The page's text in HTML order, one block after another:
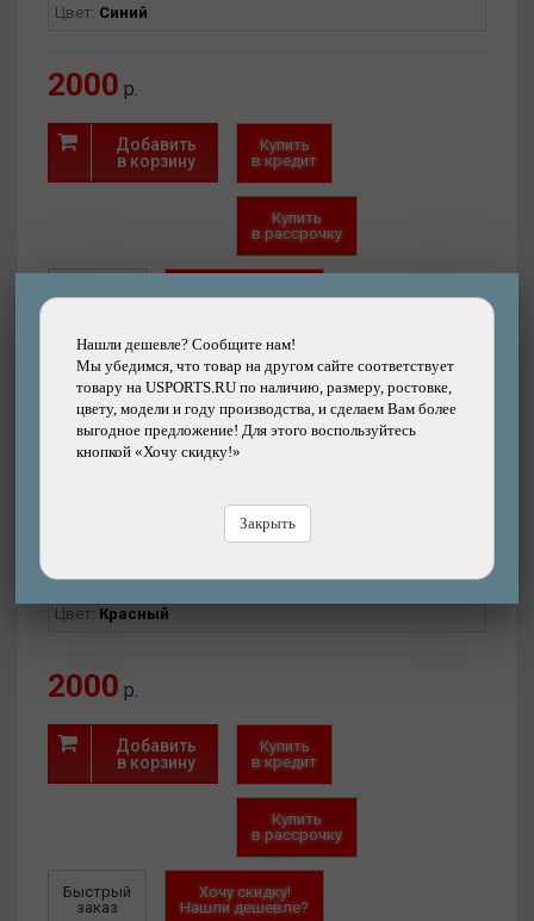
Нашли дешевле? Сообщите нам!
Мы убедимся, что товар на другом сайте соответствует
товару на USPORTS.RU по наличию, размеру, ростовке,
цвету, модели и году производства, и сделаем Вам более
выгодное предложение! Для этого воспользуйтесь
кнопкой «Хочу скидку!»
Закрыть
Цвет: Синий
2000 р.
Добавить
в корзину
Купить
в кредит
Купить
в рассрочку
Склад в СПб (нет)
Цвет: Красный
2000 р.
Добавить
в корзину
Купить
в кредит
Купить
в рассрочку
Быстрый
заказ
Хочу скидку!
Нашли дешевле?